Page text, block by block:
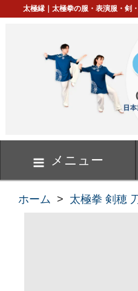
太極縁｜太極拳の服・表演服・剣
メニュー
ホーム > 太極拳 剣穂